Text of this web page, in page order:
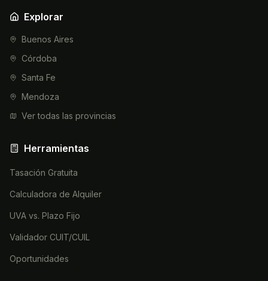
Explorar
Buenos Aires
Córdoba
Santa Fe
Mendoza
Ver todas las provincias
Herramientas
Tasación Gratuita
Calculadora de Alquiler
UVA vs. Plazo Fijo
Validador CUIT/CUIL
Oportunidades